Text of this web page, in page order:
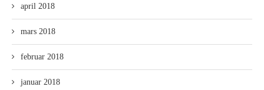
april 2018
mars 2018
februar 2018
januar 2018